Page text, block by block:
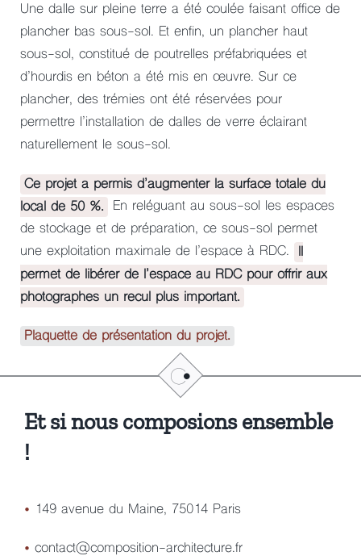
Une dalle sur pleine terre a été coulée faisant office de
plancher bas sous-sol. Et enfin, un plancher haut
sous-sol, constitué de poutrelles préfabriquées et
d’hourdis en béton a été mis en œuvre. Sur ce
plancher, des trémies ont été réservées pour
permettre l’installation de dalles de verre éclairant
naturellement le sous-sol.
Ce projet a permis d’augmenter la surface totale du
local de 50 %. En reléguant au sous-sol les espaces
de stockage et de préparation, ce sous-sol permet
une exploitation maximale de l’espace à RDC. Il
permet de libérer de l’espace au RDC pour offrir aux
photographes un recul plus important.
Plaquette de présentationdu projet.
Et si nous composions ensemble
!
• 149 avenue du Maine, 75014 Paris
• contact@composition-architecture.fr